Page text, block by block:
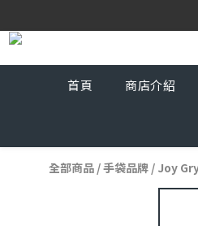
首頁 商店介紹
全部商品 /手袋品牌 / Joy